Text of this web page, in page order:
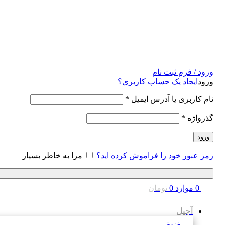
ورود / فرم ثبت نام
ورود ایجاد یک حساب کاربری؟
نام کاربری یا آدرس ایمیل *
گذرواژه *
ورود
رمز عبور خود را فراموش کرده اید؟ مرا به خاطر بسپار
0 موارد 0 تومان
آجیل